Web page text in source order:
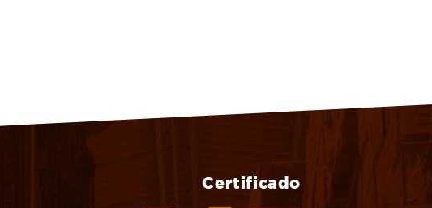
Certificado